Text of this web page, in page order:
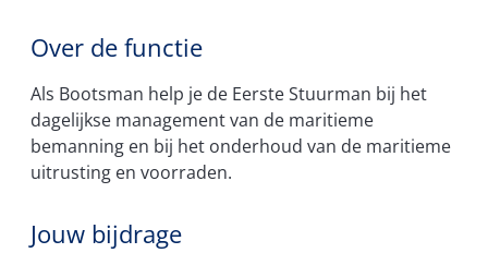
Over de functie
Als Bootsman help je de Eerste Stuurman bij het
dagelijkse management van de maritieme
bemanning en bij het onderhoud van de maritieme
uitrusting en voorraden.
Jouw bijdrage